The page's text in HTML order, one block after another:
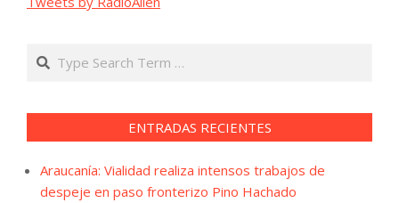
Search
ENTRADAS RECIENTES
Araucanía: Vialidad realiza intensos trabajos de
despeje en paso fronterizo Pino Hachado